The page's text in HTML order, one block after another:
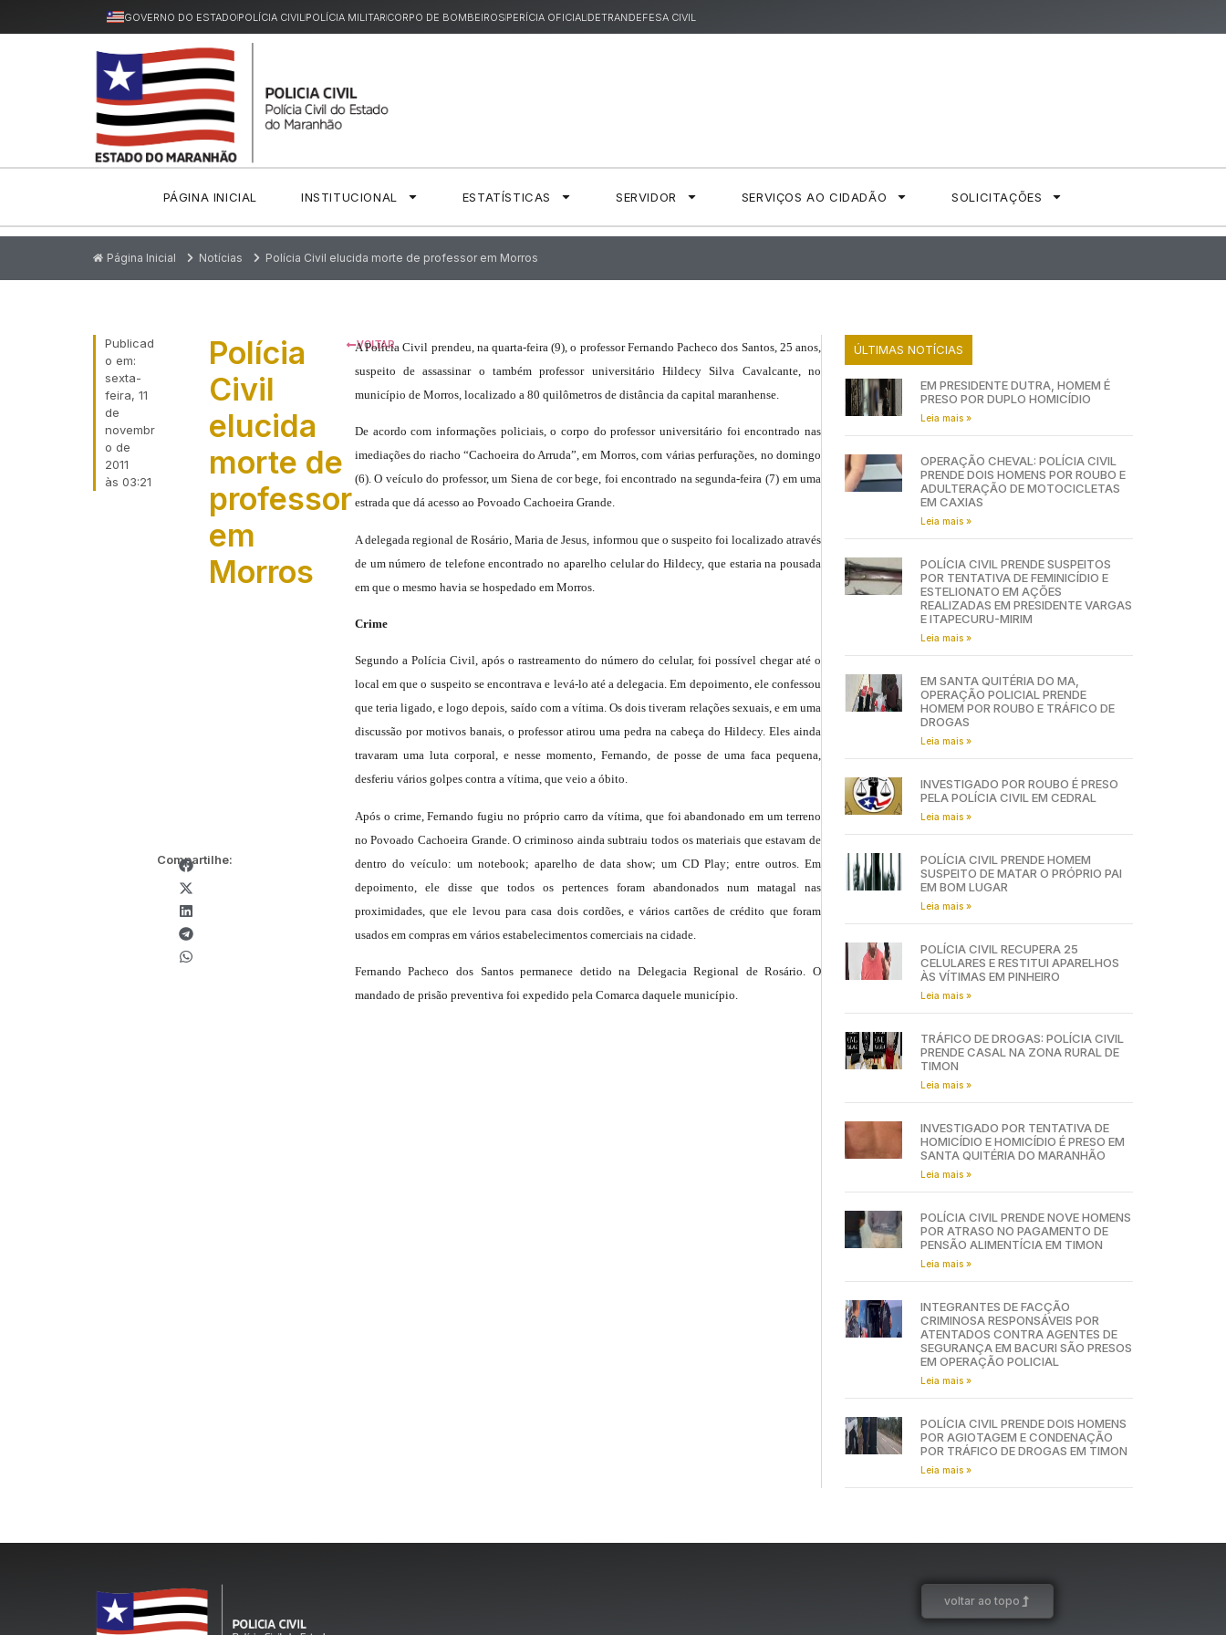
GOVERNO DO ESTADOPOLÍCIA CIVILPOLÍCIA MILITARCORPO DE BOMBEIROSPERÍCIA OFICIALDETRANDEFESA CIVIL
PÁGINA INICIAL INSTITUCIONAL ESTATÍSTICAS SERVIDOR SERVIÇOS AO CIDADÃO SOLICITAÇÕES
Página Inicial Notícias Polícia Civil elucida morte de professor em Morros
Publicad
o em:
sexta-
feira, 11
de
novembr
o de
2011
às 03:21
Compartilhe:
Polícia
Civil
elucida
morte de
professor
em
Morros
VOLTAR
A Polícia Civil prendeu, na quarta-feira (9), o professor Fernando Pacheco dos Santos, 25 anos,
suspeito de assassinar o também professor universitário Hildecy Silva Cavalcante, no
município de Morros, localizado a 80 quilômetros de distância da capital maranhense.
De acordo com informações policiais, o corpo do professor universitário foi encontrado nas
imediações do riacho “Cachoeira do Arruda”, em Morros, com várias perfurações, no domingo
(6). O veículo do professor, um Siena de cor bege, foi encontrado na segunda-feira (7) em uma
estrada que dá acesso ao Povoado Cachoeira Grande.
A delegada regional de Rosário, Maria de Jesus, informou que o suspeito foi localizado através
de um número de telefone encontrado no aparelho celular do Hildecy, que estaria na pousada
em que o mesmo havia se hospedado em Morros.
Crime
Segundo a Polícia Civil, após o rastreamento do número do celular, foi possível chegar até o
local em que o suspeito se encontrava e levá-lo até a delegacia. Em depoimento, ele confessou
que teria ligado, e logo depois, saído com a vítima. Os dois tiveram relações sexuais, e em uma
discussão por motivos banais, o professor atirou uma pedra na cabeça do Hildecy. Eles ainda
travaram uma luta corporal, e nesse momento, Fernando, de posse de uma faca pequena,
desferiu vários golpes contra a vítima, que veio a óbito.
Após o crime, Fernando fugiu no próprio carro da vítima, que foi abandonado em um terreno
no Povoado Cachoeira Grande. O criminoso ainda subtraiu todos os materiais que estavam de
dentro do veículo: um notebook; aparelho de data show; um CD Play; entre outros. Em
depoimento, ele disse que todos os pertences foram abandonados num matagal nas
proximidades, que ele levou para casa dois cordões, e vários cartões de crédito que foram
usados em compras em vários estabelecimentos comerciais na cidade.
Fernando Pacheco dos Santos permanece detido na Delegacia Regional de Rosário. O
mandado de prisão preventiva foi expedido pela Comarca daquele município.
ÚLTIMAS NOTÍCIAS
EM PRESIDENTE DUTRA, HOMEM É
PRESO POR DUPLO HOMICÍDIO
Leia mais »
OPERAÇÃO CHEVAL: POLÍCIA CIVIL
PRENDE DOIS HOMENS POR ROUBO E
ADULTERAÇÃO DE MOTOCICLETAS
EM CAXIAS
Leia mais »
POLÍCIA CIVIL PRENDE SUSPEITOS
POR TENTATIVA DE FEMINICÍDIO E
ESTELIONATO EM AÇÕES
REALIZADAS EM PRESIDENTE VARGAS
E ITAPECURU-MIRIM
Leia mais »
EM SANTA QUITÉRIA DO MA,
OPERAÇÃO POLICIAL PRENDE
HOMEM POR ROUBO E TRÁFICO DE
DROGAS
Leia mais »
INVESTIGADO POR ROUBO É PRESO
PELA POLÍCIA CIVIL EM CEDRAL
Leia mais »
POLÍCIA CIVIL PRENDE HOMEM
SUSPEITO DE MATAR O PRÓPRIO PAI
EM BOM LUGAR
Leia mais »
POLÍCIA CIVIL RECUPERA 25
CELULARES E RESTITUI APARELHOS
ÀS VÍTIMAS EM PINHEIRO
Leia mais »
TRÁFICO DE DROGAS: POLÍCIA CIVIL
PRENDE CASAL NA ZONA RURAL DE
TIMON
Leia mais »
INVESTIGADO POR TENTATIVA DE
HOMICÍDIO E HOMICÍDIO É PRESO EM
SANTA QUITÉRIA DO MARANHÃO
Leia mais »
POLÍCIA CIVIL PRENDE NOVE HOMENS
POR ATRASO NO PAGAMENTO DE
PENSÃO ALIMENTÍCIA EM TIMON
Leia mais »
INTEGRANTES DE FACÇÃO
CRIMINOSA RESPONSÁVEIS POR
ATENTADOS CONTRA AGENTES DE
SEGURANÇA EM BACURI SÃO PRESOS
EM OPERAÇÃO POLICIAL
Leia mais »
POLÍCIA CIVIL PRENDE DOIS HOMENS
POR AGIOTAGEM E CONDENAÇÃO
POR TRÁFICO DE DROGAS EM TIMON
Leia mais »
voltar ao topo